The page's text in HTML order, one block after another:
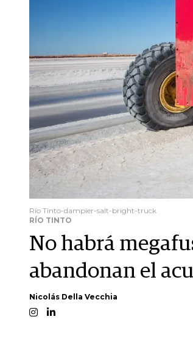
Río Tinto-dampier-salt-bright-truck
RÍO TINTO
No habrá
abandonan el
Nicolás Della Vecchia